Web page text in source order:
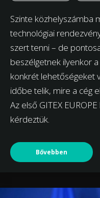
Szinte közhelyszámba
technológiai
szert tenni – de
beszélgetnek ilyenkor
konkrét lehetőségeket
időbe telik, mire a cég
Az első GITEX
kérdeztük.
Bővebben